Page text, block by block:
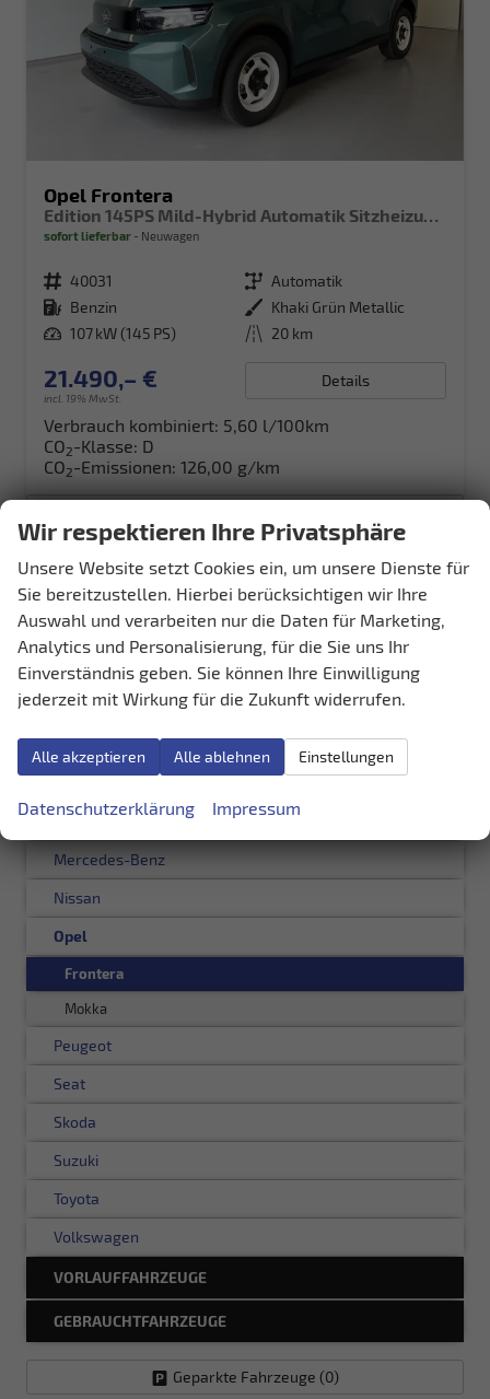
Opel Frontera
sofort lieferbar Neuwagen
Fahrzeugnr. 40031 Getriebe Automatik
Kraftstoff Benzin Außenfarbe Khaki Grün Metallic
Leistung 107 kW (145 PS) Kilometerstand 20 km
21.490,– €
incl. 19% MwSt.
Details
Verbrauch kombiniert: 5,60 l/100km
CO2-Klasse: D
CO2-Emissionen: 126,00 g/km
Fahrzeugnr.
LAGERFAHRZEUGE
Audi
Bentley
Cupra
Kia
Mercedes-Benz
Nissan
Opel
Frontera
Mokka
Peugeot
Seat
Skoda
Suzuki
Toyota
Volkswagen
VORLAUFFAHRZEUGE
GEBRAUCHTFAHRZEUGE
Geparkte Fahrzeuge (0)
Wir respektieren Ihre Privatsphäre
Unsere Website setzt Cookies ein, um unsere Dienste für
Sie bereitzustellen. Hierbei berücksichtigen wir Ihre
Auswahl und verarbeiten nur die Daten für Marketing,
Analytics und Personalisierung, für die Sie uns Ihr
Einverständnis geben. Sie können Ihre Einwilligung
jederzeit mit Wirkung für die Zukunft widerrufen.
Alle akzeptieren Alle ablehnen Einstellungen
Datenschutzerklärung Impressum